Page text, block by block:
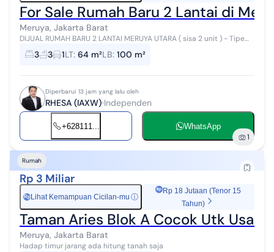
For Sale Rumah Baru 2 Lantai di
Meruya, Jakarta Barat
DIJUAL RUMAH BARU 2 LANTAI MERUYA UTARA ( sisa 2 unit ) - Tipe
Skandinavia - SHGB sampai dengan thn 2041 - ukuran = 4 x 16 m -
LT: 64 M2 - LB: 100 ...
3 3 1LT: 64 m²LB: 100 m²
Diperbarui 13 jam yang lalu oleh
RHESA (IAXW) Independen
+628111... WhatsApp
1
Rumah
Rp 3 Miliar
Rp Lihat Kemampuan Cicilan-mu ⓘ
Rp 18 Jutaan (Tenor 15
Tahun)
Taman Aries Blok A Cocok Utk
Meruya, Jakarta Barat
Hadap timur jarang ada hitung tanah saja